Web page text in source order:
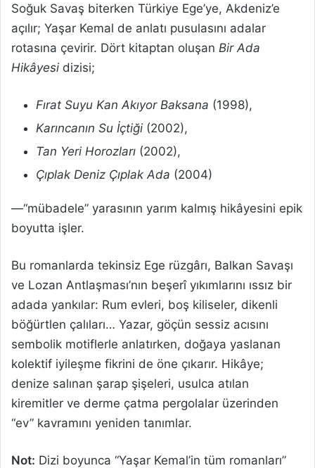
Soğuk Savaş biterken Türkiye Ege’ye, Akdeniz’e
açılır; Yaşar Kemal de anlatı pusulasını adalar
rotasına çevirir. Dört kitaptan oluşan Bir Ada
Hikâyesi dizisi;
Fırat Suyu Kan Akıyor Baksana (1998),
Karıncanın Su İçtiği (2002),
Tan Yeri Horozları (2002),
Çıplak Deniz Çıplak Ada (2004)
—“mübadele” yarasının yarım kalmış hikâyesini epik
boyutta işler.
Bu romanlarda tekinsiz Ege rüzgârı, Balkan Savaşı
ve Lozan Antlaşması’nın beşerî yıkımlarını ıssız bir
adada yankılar: Rum evleri, boş kiliseler, dikenli
böğürtlen çalıları… Yazar, göçün sessiz acısını
sembolik motiflerle anlatırken, doğaya yaslanan
kolektif iyileşme fikrini de öne çıkarır. Hikâye;
denize salınan şarap şişeleri, usulca atılan
kiremitler ve derme çatma pergolalar üzerinden
“ev” kavramını yeniden tanımlar.
Not: Dizi boyunca “Yaşar Kemal’in tüm romanları”